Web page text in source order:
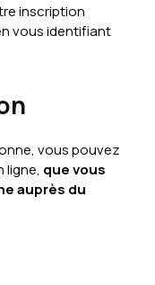
inscription
vous identifiant
vous pouvez
ligne, que vous
auprès du